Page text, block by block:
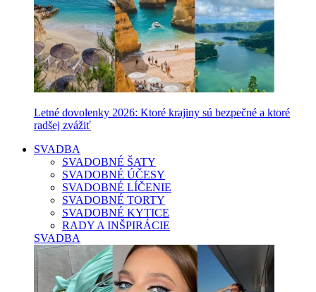
Letné dovolenky 2026: Ktoré krajiny sú bezpečné a ktoré
radšej zvážiť
SVADBA
SVADOBNÉ ŠATY
SVADOBNÉ ÚČESY
SVADOBNÉ LÍČENIE
SVADOBNÉ TORTY
SVADOBNÉ KYTICE
RADY A INŠPIRÁCIE
SVADBA